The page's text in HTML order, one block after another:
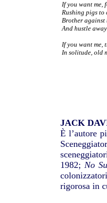
If you want me,
Rushing pigs to
Brother against
And hustle
If you want me,
In solitude, old
JACK
È l’autore
1982;No
rigorosa in